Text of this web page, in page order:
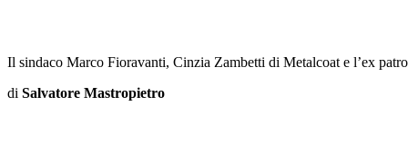
Il sindaco Marco Fioravanti, Cinzia Zambetti di Metalcoat e l’ex
di Salvatore Mastropietro